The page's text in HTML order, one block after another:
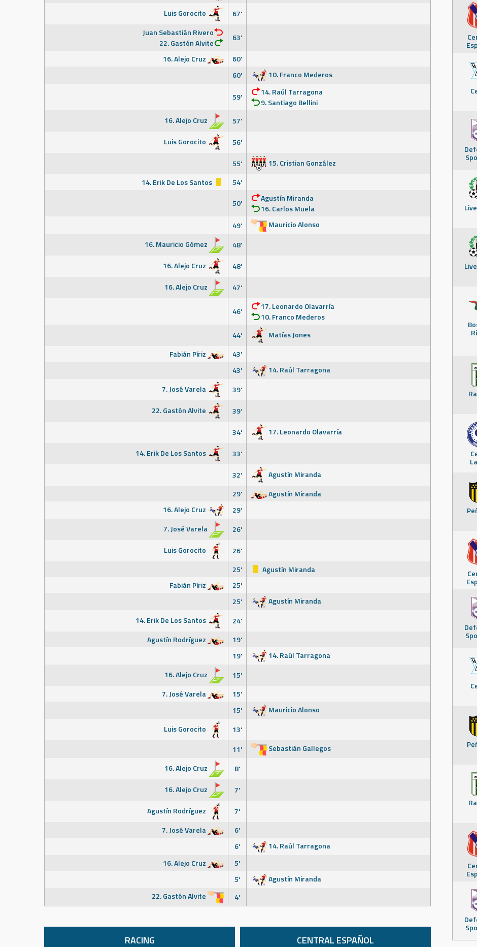
Luis Gorocito
67'
Juan Sebastián Rivero
22. Gastón Alvite
63'
16. Alejo Cruz
60'
60'
10. Franco Mederos
59'
14. Raúl Tarragona
9. Santiago Bellini
16. Alejo Cruz
57'
Luis Gorocito
56'
55'
15. Cristian González
14. Erik De Los Santos
54'
50'
Agustín Miranda
16. Carlos Muela
49'
Mauricio Alonso
16. Mauricio Gómez
48'
16. Alejo Cruz
48'
16. Alejo Cruz
47'
46'
17. Leonardo Olavarría
10. Franco Mederos
44'
Matías Jones
Fabián Píriz
43'
43'
14. Raúl Tarragona
7. José Varela
39'
22. Gastón Alvite
39'
34'
17. Leonardo Olavarría
14. Erik De Los Santos
33'
32'
Agustín Miranda
29'
Agustín Miranda
16. Alejo Cruz
29'
7. José Varela
26'
Luis Gorocito
26'
25'
Agustín Miranda
Fabián Píriz
25'
25'
Agustín Miranda
14. Erik De Los Santos
24'
Agustín Rodríguez
19'
19'
14. Raúl Tarragona
16. Alejo Cruz
15'
7. José Varela
15'
15'
Mauricio Alonso
Luis Gorocito
13'
11'
Sebastián Gallegos
16. Alejo Cruz
8'
16. Alejo Cruz
7'
Agustín Rodríguez
7'
7. José Varela
6'
6'
14. Raúl Tarragona
16. Alejo Cruz
5'
5'
Agustín Miranda
22. Gastón Alvite
4'
RACING CENTRAL ESPAÑOL